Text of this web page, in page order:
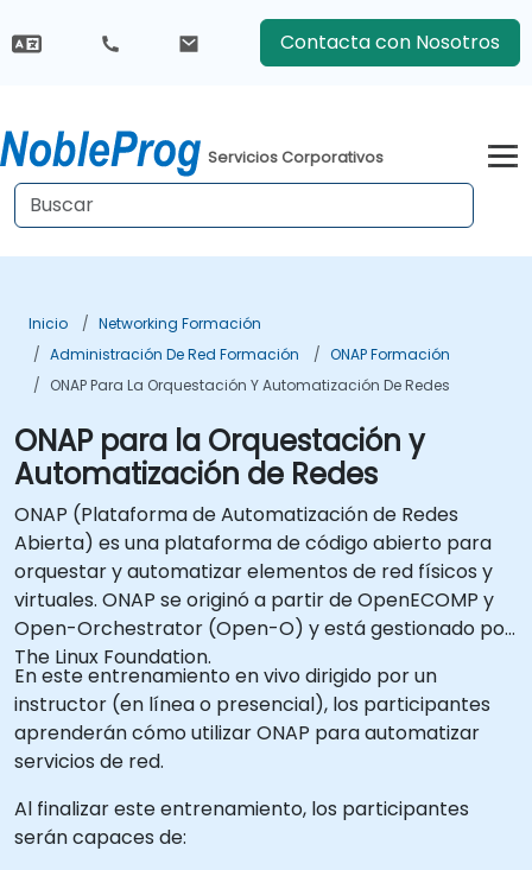
Contacta con Nosotros
Servicios Corporativos
Inicio
Networking Formación
Administración De Red Formación
ONAP Formación
ONAP Para La Orquestación Y Automatización De Redes
ONAP para la Orquestación y
Automatización de Redes
ONAP (Plataforma de Automatización de Redes
Abierta) es una plataforma de código abierto para
orquestar y automatizar elementos de red físicos y
virtuales. ONAP se originó a partir de OpenECOMP y
Open-Orchestrator (Open-O) y está gestionado por
The Linux Foundation.
En este entrenamiento en vivo dirigido por un
instructor (en línea o presencial), los participantes
aprenderán cómo utilizar ONAP para automatizar
servicios de red.
Al finalizar este entrenamiento, los participantes
serán capaces de: